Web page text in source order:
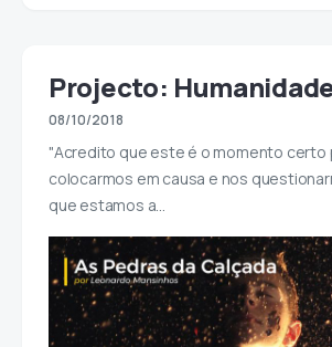
Projecto:
08/10/2018
"Acredito que este é o momento certo
colocarmos em causa e nos
que estamos a…